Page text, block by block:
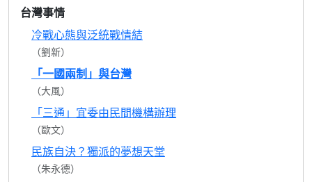
台灣事情
冷戰心態與泛統戰情結
（劉新）
「一國兩制」與台灣
（大風）
「三通」宜委由民間機構辦理
（歐文）
民族自決？獨派的夢想天堂
（朱永德）